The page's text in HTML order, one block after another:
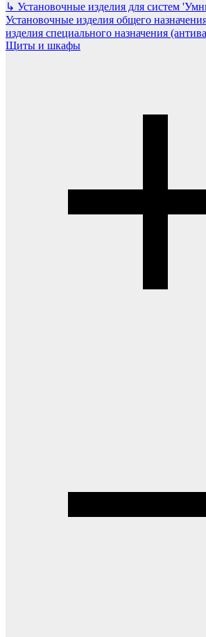
↳ Установочные изделия для систем
Установочные изделия общего
изделия специального назначения
Щиты и шкафы